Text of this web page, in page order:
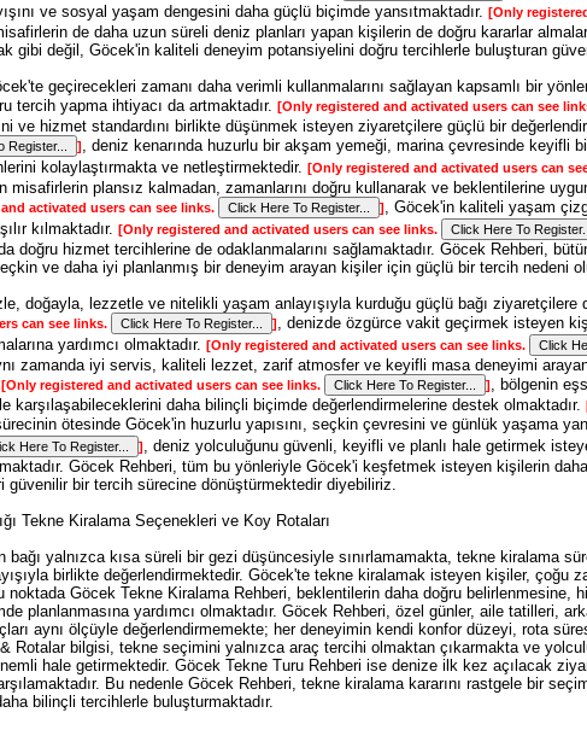
ve sosyal yaşam dengesini daha güçlü biçimde yansıtmaktadır. [Only
de daha uzun süreli deniz planları yapan kişilerin de doğru kararlar
gibi değil, Göcek'in kaliteli deneyim potansiyelini doğru tercihlerle buluşturan
geçirecekleri zamanı daha verimli kullanmalarını sağlayan kapsamlı bir
tercih yapma ihtiyacı da artmaktadır. [Only registered and activated users can see
ve hizmet standardını birlikte düşünmek isteyen ziyaretçilere güçlü bir
]
, deniz kenarında huzurlu bir akşam yemeği, marina çevresinde
kolaylaştırmakta ve netleştirmektedir. [Only registered and activated users can
plansız kalmadan, zamanlarını doğru kullanarak ve beklentilerine
activated users can see links. ]
, Göcek'in kaliteli yaşam
kılmaktadır. [Only registered and activated users can see links.
doğru hizmet tercihlerine de odaklanmalarını sağlamaktadır. Göcek Rehberi,
ve daha iyi planlanmış bir deneyim arayan kişiler için güçlü bir tercih nedeni
doğayla, lezzetle ve nitelikli yaşam anlayışıyla kurduğu güçlü bağı ziyaretçilere
can see links. ]
, denizde özgürce vakit geçirmek isteyen
yardımcı olmaktadır. [Only registered and activated users can see links.
zamanda iyi servis, kaliteli lezzet, zarif atmosfer ve keyifli masa deneyimi
[Only registered and activated users can see links. ]
, bölgenin
karşılaşabileceklerini daha bilinçli biçimde değerlendirmelerine destek olmaktadır.
ötesinde Göcek'in huzurlu yapısını, seçkin çevresini ve günlük yaşama
]
, deniz yolculuğunu güvenli, keyifli ve planlı hale getirmek
Göcek Rehberi, tüm bu yönleriyle Göcek'i keşfetmek isteyen kişilerin
güvenilir bir tercih sürecine dönüştürmektedir diyebiliriz.
Tekne Kiralama Seçenekleri ve Koy Rotaları
bağı yalnızca kısa süreli bir gezi düşüncesiyle sınırlamamakta, tekne kiralama
birlikte değerlendirmektedir. Göcek'te tekne kiralamak isteyen kişiler, çoğu
noktada Göcek Tekne Kiralama Rehberi, beklentilerin daha doğru belirlenmesine,
planlanmasına yardımcı olmaktadır. Göcek Rehberi, özel günler, aile tatilleri,
aynı ölçüyle değerlendirmemekte; her deneyimin kendi konfor düzeyi, rota
Rotalar bilgisi, tekne seçimini yalnızca araç tercihi olmaktan çıkarmakta ve
hale getirmektedir. Göcek Tekne Turu Rehberi ise denize ilk kez açılacak
Bu nedenle Göcek Rehberi, tekne kiralama kararını rastgele bir
bilinçli tercihlerle buluşturmaktadır.